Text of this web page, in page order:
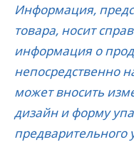
Информация,
товара, носит
информация о
непосредственно
может вносить
дизайн и форму
предварительного